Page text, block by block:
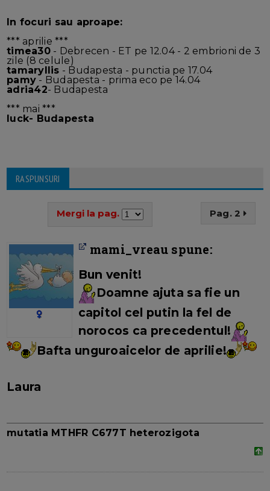
In focuri sau aproape:
*** aprilie ***
timea30- Debrecen - ET pe 12.04 - 2 embrioni de 3
zile (8 celule)
tamaryllis - Budapesta - punctia pe 17.04
pamy - Budapesta - prima eco pe 14.04
adria42- Budapesta
*** mai ***
luck- Budapesta
RASPUNSURI
Mergi la pag. Pag. 2
mami_vreau spune:
Bun venit!
Doamne ajuta sa fie un
capitol cel putin la fel de
norocos ca precedentul!
Bafta unguroaicelor de aprilie!
Laura
mutatia MTHFR C677T heterozigota